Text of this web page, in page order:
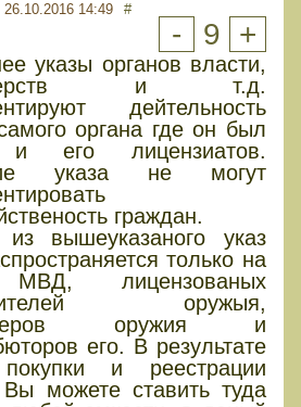
26.10.2016 14:49 #
- 9 +
указы органов власти,
и т.д.
дейтельность
органа где он был
и его лицензиатов.
указа не могут
граждан.
вышеуказаного указ
только на
лицензованых
оружыя,
оружия и
его. В результате
и реестрации
можете ставить туда